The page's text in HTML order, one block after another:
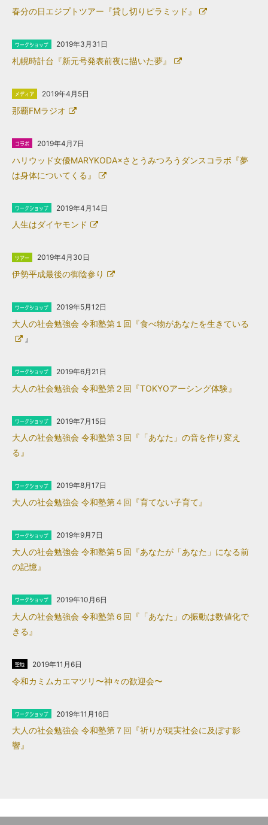
春分の日エジプトツアー『貸し切りピラミッド』
2019年3月31日
札幌時計台『新元号発表前夜に描いた夢』
2019年4月5日
那覇FMラジオ
2019年4月7日
ハリウッド女優MARYKODA×さとうみつろうダンスコラボ『夢
は身体についてくる』
2019年4月14日
人生はダイヤモンド
2019年4月30日
伊勢平成最後の御陰参り
2019年5月12日
大人の社会勉強会 令和塾第１回『食べ物があなたを生きている
』
2019年6月21日
大人の社会勉強会 令和塾第２回『TOKYOアーシング体験』
2019年7月15日
大人の社会勉強会 令和塾第３回​『「あなた」の音を作り変え
る』
2019年8月17日
大人の社会勉強会 令和塾第４回​『育てない子育て』
2019年9月7日
大人の社会勉強会 令和塾第５回​『あなたが「あなた」になる前
の記憶』
2019年10月6日
大人の社会勉強会 令和塾第６回『「あなた」の振動は数値化で
きる』
2019年11月6日
令和カミムカエマツリ〜神々の歓迎会〜
2019年11月16日
大人の社会勉強会 令和塾第７回『祈りが現実社会に及ぼす影
響』